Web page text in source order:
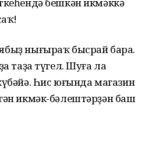
нығыраҡ бысрай бара.
таҙа түгел. Шуға ла
Һис юғында магазин
икмәк-бәлештәрҙән баш